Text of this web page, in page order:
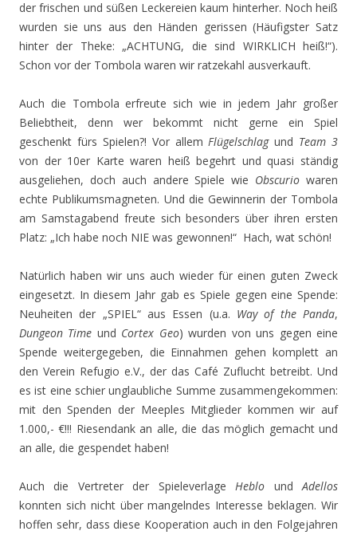
der frischen und süßen Leckereien kaum hinterher. Noch heiß
wurden sie uns aus den Händen gerissen (Häufigster Satz
hinter der Theke: „ACHTUNG, die sind WIRKLICH heiß!“).
Schon vor der Tombola waren wir ratzekahl ausverkauft.
Auch die Tombola erfreute sich wie in jedem Jahr großer
Beliebtheit, denn wer bekommt nicht gerne ein Spiel
geschenkt fürs Spielen?! Vor allemFlügelschlagund Team 3
von der 10er Karte waren heiß begehrt und quasi ständig
ausgeliehen, doch auch andere Spiele wie Obscurio waren
echte Publikumsmagneten. Und die Gewinnerin der Tombola
am Samstagabend freute sich besonders über ihren ersten
Platz: „Ich habe noch NIE was gewonnen!“ Hach, wat schön!
Natürlich haben wir uns auch wieder für einen guten Zweck
eingesetzt. In diesem Jahr gab es Spiele gegen eine Spende:
Neuheiten der „SPIEL“ aus Essen (u.a. Way of the Panda,
Dungeon Time und Cortex Geo) wurden von uns gegen eine
Spende weitergegeben, die Einnahmen gehen komplett an
den Verein Refugio e.V., der das Café Zuflucht betreibt. Und
es ist eine schier unglaubliche Summe zusammengekommen:
mit den Spenden der Meeples Mitglieder kommen wir auf
1.000,- €!!! Riesendank an alle, die das möglich gemacht und
an alle, die gespendet haben!
Auch die Vertreter der SpieleverlageHeblo undAdellos
konnten sich nicht über mangelndes Interesse beklagen. Wir
hoffen sehr, dass diese Kooperation auch in den Folgejahren